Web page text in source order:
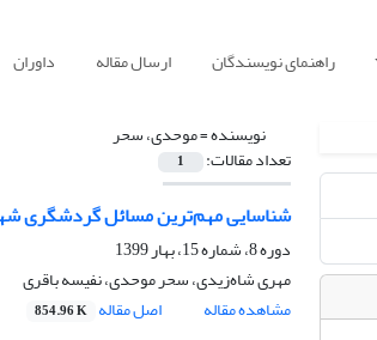
راهنمای نویسندگان ارسال مقاله داوران
نویسنده =موحدی، سحر
تعداد مقالات: 1
شناسایی مهم‌ترین مسائل گردشگری
دوره 8، شماره 15، بهار 1399
مهری شاه‌زیدی، سحر موحدی، نفیسه باقری
مشاهده مقاله
اصل مقاله 854.96 K